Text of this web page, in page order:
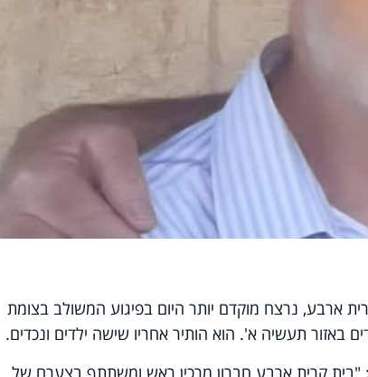
ארבע, נרצח מוקדם יותר היום בפיגוע המשולב בצומת
"בית קרית ארבע חברון מרכין ראש ומשתתף בצערם של